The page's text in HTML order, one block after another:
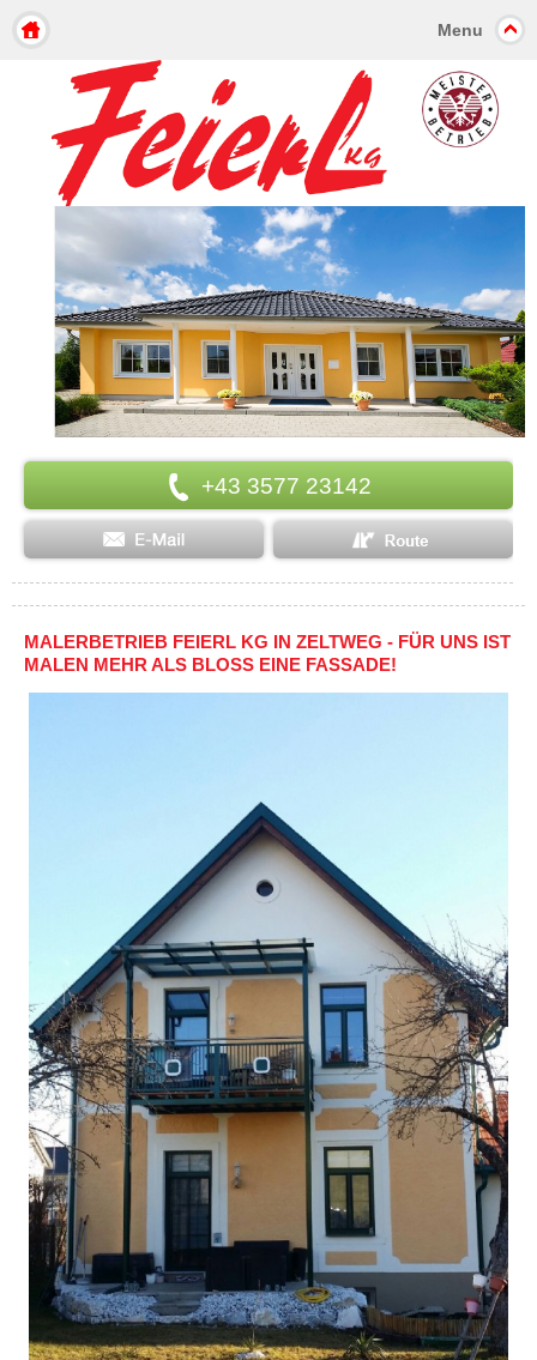
Menu
+43 3577 23142
MALERBETRIEB FEIERL KG IN ZELTWEG - FÜR UNS IST
MALEN MEHR ALS BLOSS EINE FASSADE!